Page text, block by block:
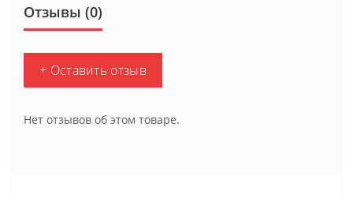
Отзывы (0)
+ Оставить отзыв
Нет отзывов об этом товаре.